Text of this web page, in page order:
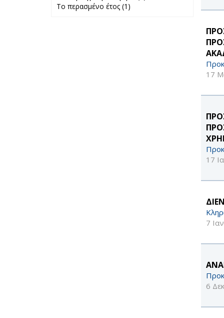
17
17
7
6
Το περασμένο έτος (1)